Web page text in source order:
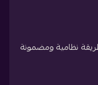
نظامية ومضمونة